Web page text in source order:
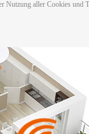
Nutzung aller Cookies und